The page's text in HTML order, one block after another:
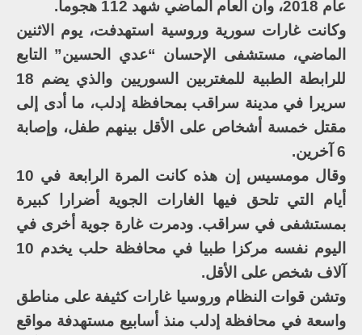
عام 2018، وأن العام الماضي شهد 112 هجوما.
وكانت غارات سورية وروسية استهدفت، يوم الاثنين
الماضي، مستشفى الإحسان “عدي الحسين” التابع
للرابطة الطبية للمغتربين السوريين والذي يضم 18
سريرا في مدينة سراقب بمحافظة إدلب، ما أدى إلى
مقتل خمسة أشخاص على الأقل بينهم طفل، وإصابة
6 آخرين.
وقال مومسيس إن هذه كانت المرة الرابعة في 10
أيام التي تلحق فيها الغارات الجوية أضرارا كبيرة
بمستشفى في سراقب. ودمرت غارة جوية أخرى في
اليوم نفسه مركزا طبيا في محافظة حلب يخدم 10
آلاف شخص على الأقل.
وتشن قوات النظام وروسيا غارات كثيفة على مناطق
واسعة في محافظة إدلب منذ أسابيع مستهدفة مواقع